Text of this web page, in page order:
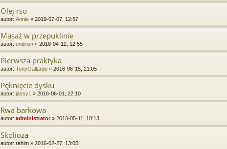
Olej rso
autor: Annie » 2019-07-07, 12:57
Masaż w przepuklinie
autor: endrion » 2018-04-12, 12:55
Pierwsza praktyka
autor: TonyGallardo » 2016-06-15, 21:05
Pęknięcie dysku
autor: jassy1 » 2016-06-01, 22:10
Rwa barkowa
autor: administrator» 2013-05-11, 18:13
Skolioza
autor: rahim » 2016-02-27, 13:05